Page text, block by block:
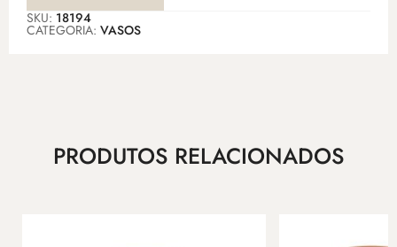
SKU: 18194
CATEGORIA: VASOS
PRODUTOS RELACIONADOS